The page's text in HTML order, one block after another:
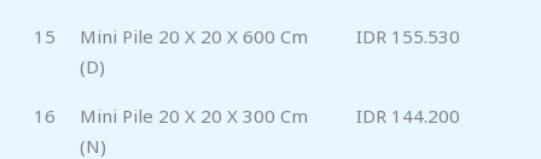
15
Mini Pile 20 X 20 X 600 Cm
(D)
IDR 155.530
16
Mini Pile 20 X 20 X 300 Cm
(N)
IDR 144.200